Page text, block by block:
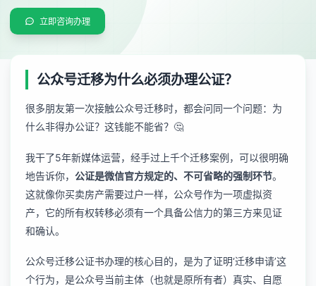
立即咨询办理
公众号迁移为什么必须办理公证？
很多朋友第一次接触公众号迁移时，都会问同一个问题：为
什么非得办公证？这钱能不能省？🤔
我干了5年新媒体运营，经手过上千个迁移案例，可以很明确
地告诉你， 公证是微信官方规定的、不可省略的强制环节。
这就像你买卖房产需要过户一样，公众号作为一项虚拟资
产，它的所有权转移必须有一个具备公信力的第三方来见证
和确认。
公众号迁移公证书办理的核心目的，是为了证明‘迁移申请’这
个行为，是公众号当前主体（也就是原所有者）真实、自愿